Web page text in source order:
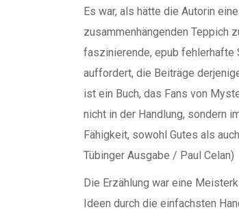
Es war, als hätte die Autorin
zusammenhängenden Teppich
faszinierende, epub fehlerhafte
auffordert, die Beiträge
ist ein Buch, das Fans von
nicht in der Handlung, sondern
Fähigkeit, sowohl Gutes als
Tübinger Ausgabe / Paul Celan)
Die Erzählung war eine
Ideen durch die einfachsten